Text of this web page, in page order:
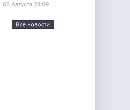
05 Августа 23:09
Все новости